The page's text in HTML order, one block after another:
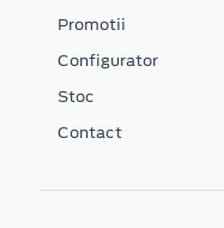
Promotii
Configurator
Stoc
Contact